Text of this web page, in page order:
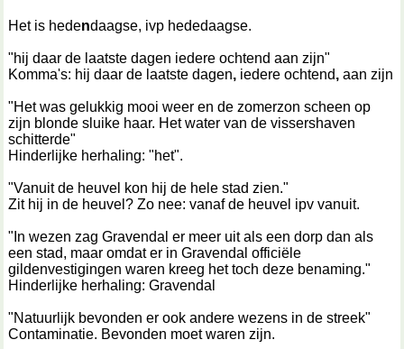
Het is hedendaagse, ivp hededaagse.
"hij daar de laatste dagen iedere ochtend aan zijn"
Komma's: hij daar de laatste dagen, iedere ochtend, aan zijn
"Het was gelukkig mooi weer en de zomerzon scheen op
zijn blonde sluike haar. Het water van de vissershaven
schitterde"
Hinderlijke herhaling: "het".
"Vanuit de heuvel kon hij de hele stad zien."
Zit hij in de heuvel? Zo nee: vanaf de heuvel ipv vanuit.
"In wezen zag Gravendal er meer uit als een dorp dan als
een stad, maar omdat er in Gravendal officiële
gildenvestigingen waren kreeg het toch deze benaming."
Hinderlijke herhaling: Gravendal
"Natuurlijk bevonden er ook andere wezens in de streek"
Contaminatie. Bevonden moet waren zijn.